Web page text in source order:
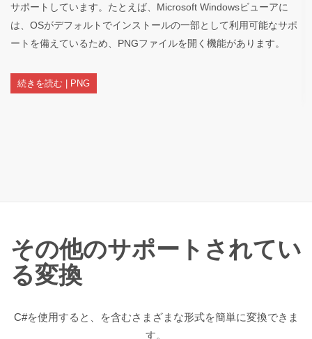
サポートしています。たとえば、Microsoft Windowsビューアに
は、OSがデフォルトでインストールの一部として利用可能なサポ
ートを備えているため、PNGファイルを開く機能があります。
続きを読む | PNG
その他のサポートされてい
る変換
C#を使用すると、を含むさまざまな形式を簡単に変換できま
す。